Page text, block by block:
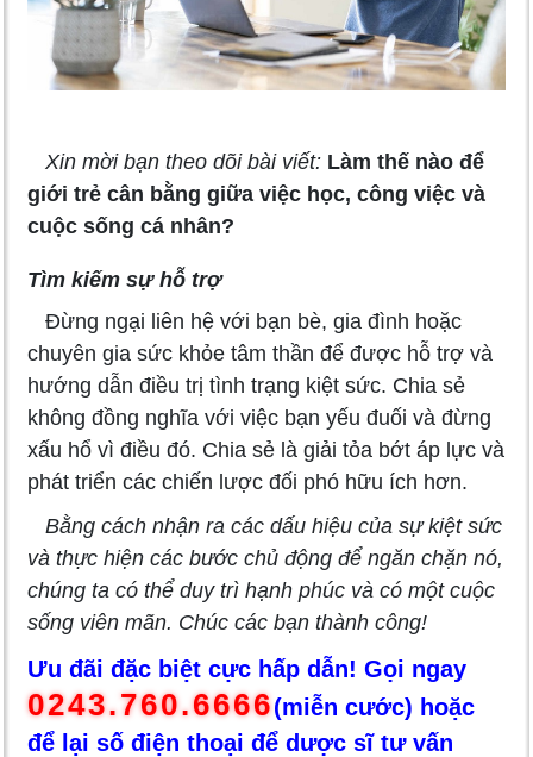
Xin mời bạn theo dõi bài viết: Làm thế nào để
giới trẻ cân bằng giữa việc học, công việc và
cuộc sống cá nhân?
Tìm kiếm sự hỗ trợ
Đừng ngại liên hệ với bạn bè, gia đình hoặc
chuyên gia sức khỏe tâm thần để được hỗ trợ và
hướng dẫn điều trị tình trạng kiệt sức. Chia sẻ
không đồng nghĩa với việc bạn yếu đuối và đừng
xấu hổ vì điều đó. Chia sẻ là giải tỏa bớt áp lực và
phát triển các chiến lược đối phó hữu ích hơn.
Bằng cách nhận ra các dấu hiệu của sự kiệt sức
và thực hiện các bước chủ động để ngăn chặn nó,
chúng ta có thể duy trì hạnh phúc và có một cuộc
sống viên mãn. Chúc các bạn thành công!
Ưu đãi đặc biệt cực hấp dẫn! Gọi ngay
0243.760.6666(miễn cước) hoặc
để lại số điện thoại để dược sĩ tư vấn